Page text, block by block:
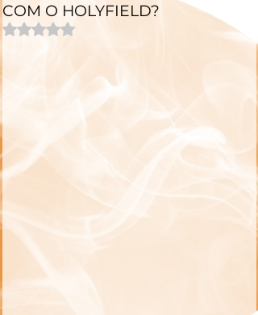
COM O HOLYFIELD?
Avaliado com NaN de 5 estrelas.